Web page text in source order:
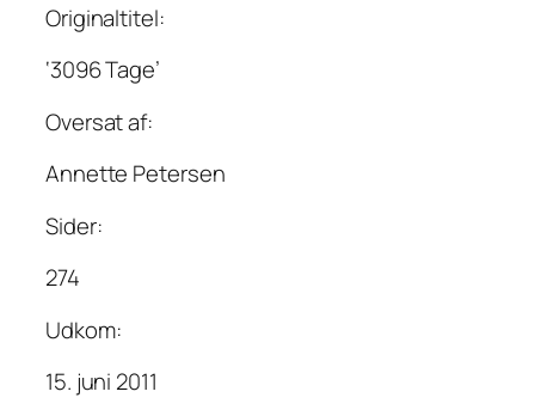
Originaltitel:
‘3096 Tage’
Oversat af:
Annette Petersen
Sider:
274
Udkom:
15. juni 2011